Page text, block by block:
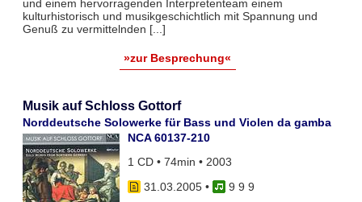
und einem hervorragenden Interpretenteam einem
kulturhistorisch und musikgeschichtlich mit Spannung und
Genuß zu vermittelnden [...]
»zur Besprechung«
Musik auf Schloss Gottorf
Norddeutsche Solowerke für Bass und Violen da gamba
NCA 60137-210
1 CD • 74min • 2003
31.03.2005•
9 9 9